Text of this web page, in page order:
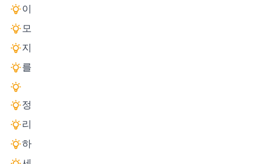
이
모
지
를
정
리
하